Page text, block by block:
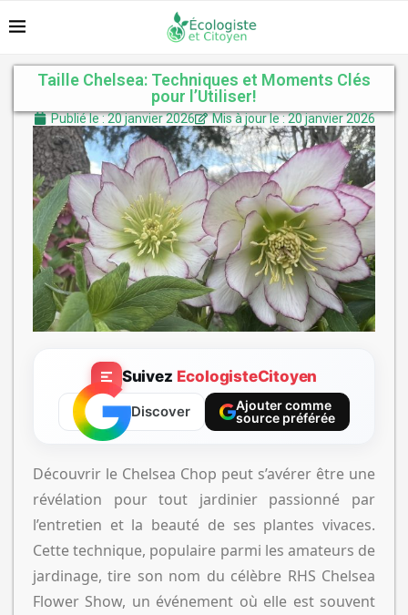
Taille Chelsea: Techniques et Moments Clés
pour l’Utiliser!
Publié le : 20 janvier 2026 Mis à jour le : 20 janvier 2026
Suivez EcologisteCitoyen
Discover
Ajouter comme
source préférée
Découvrir le Chelsea Chop peut s’avérer être une
révélation pour tout jardinier passionné par
l’entretien et la beauté de ses plantes vivaces.
Cette technique, populaire parmi les amateurs de
jardinage, tire son nom du célèbre RHS Chelsea
Flower Show, un événement où elle est souvent